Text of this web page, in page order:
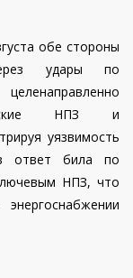
обе стороны
удары по
НПЗ и
уязвимость
ответ била по
НПЗ, что